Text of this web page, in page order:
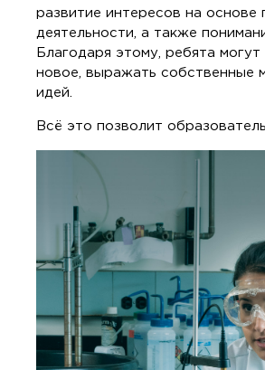
развитие интересов на основе
деятельности, а также
Благодаря этому, ребята
новое, выражать собственные
идей.
Всё это позволит